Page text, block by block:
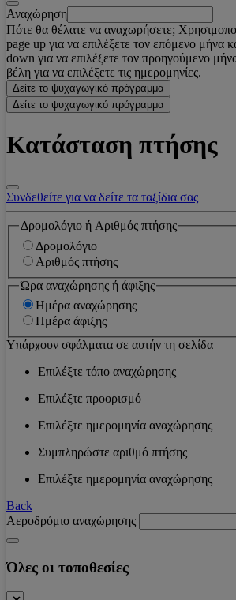
Αναχώρηση
Πότε θα θέλατε να αναχωρήσετε;
page up για να επιλέξετε τον επόμενο μήνα
down για να επιλέξετε τον προηγούμενο
βέλη για να επιλέξετε τις ημερομηνίες.
Δείτε το ψυχαγωγικό πρόγραμμα
Δείτε το ψυχαγωγικό πρόγραμμα
Κατάσταση πτήσης
Συνδεθείτε για να δείτε τα ταξίδια σας
Δρομολόγιο ή Αριθμός πτήσης
Δρομολόγιο
Αριθμός πτήσης
Ώρα αναχώρησης ή άφιξης
Ημέρα αναχώρησης
Ημέρα άφιξης
Υπάρχουν σφάλματα σε αυτήν τη σελίδα
Επιλέξτε τόπο αναχώρησης
Επιλέξτε προορισμό
Επιλέξτε ημερομηνία αναχώρησης
Συμπληρώστε αριθμό πτήσης
Επιλέξτε ημερομηνία αναχώρησης
Back
Αεροδρόμιο αναχώρησης
Όλες οι τοποθεσίες